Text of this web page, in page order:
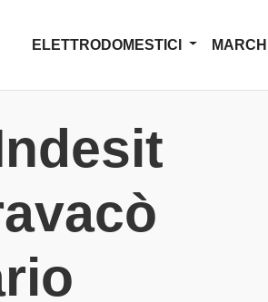
ELETTRODOMESTICI MARCHI